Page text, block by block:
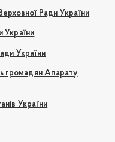
Ради України
України
України
громадян Апарату
України